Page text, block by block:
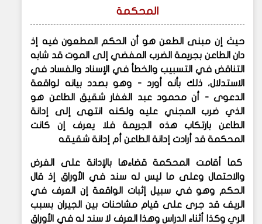
المحكمة
حيث إن مبنى الطعن هو أن الحكم المطعون فيه إذ
دان الطاعن بجريمة الضرب المفضي إلى الموت قد شابه
التناقض في التسبيب والخطأ في الإسناد والفساد في
الاستدلال، ذلك بأنه أورد - وهو بصدد بيانه لواقعة
الدعوى - أن محمود عبد الغفار شقيق الطاعن هو
الذي ضرب المجني عليه ولكنه انتهى إلى إدانة
الطاعن بارتكاب هذه الجريمة فلا يعرف إن كانت
المحكمة قد أرادت إدانة الطاعن أم إدانة شقيقه
كما أقامت المحكمة قضاءها بالإدانة على الفرض
والاحتمال وعلى ما ليس له سند في الأوراق إذ قال
الحكم وهو في سبيل إثبات الواقعة إن العرف في
الريف قد جرى على قيام مشاحنات بين الجيران بسبب
الري وكذا أثناء الدراس وهذا العرف لا سند له في الأوراق